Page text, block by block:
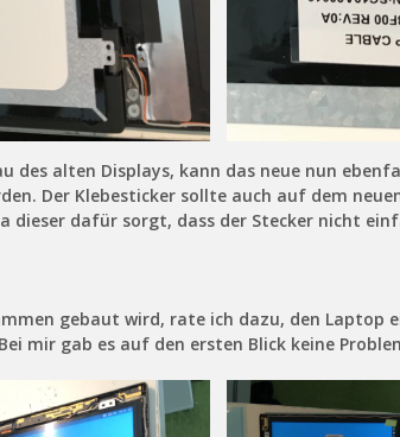
des alten Displays, kann das neue nun
Der Klebesticker sollte auch auf dem
dieser dafür sorgt, dass der Stecker nicht
gebaut wird, rate ich dazu, den Laptop
mir gab es auf den ersten Blick keine